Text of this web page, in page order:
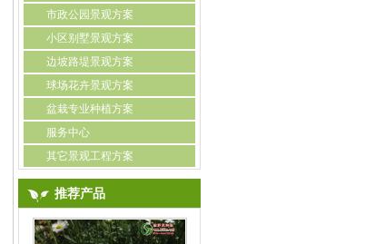
市政公园景观方案
小区别墅景观方案
边坡路堤景观方案
球场花卉景观方案
盆栽专业种植方案
服务中心
其它景观工程方案
推荐产品